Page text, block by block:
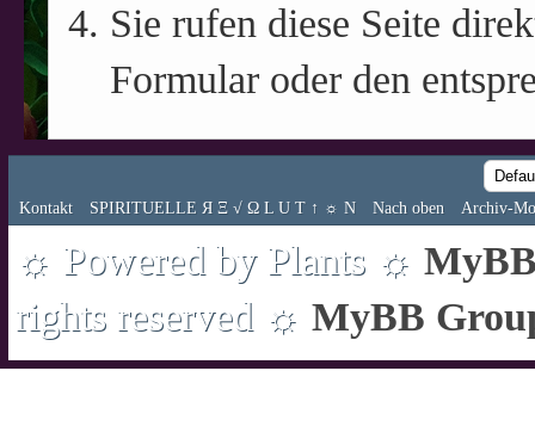
Sie rufen diese Seite
Formular oder den
Kontakt SPIRITUELLE Я Ξ √ Ω L U T ↑ ☼ N Nach oben Archiv-
☼ Powered by Plants ☼
rights reserved ☼ MyBB